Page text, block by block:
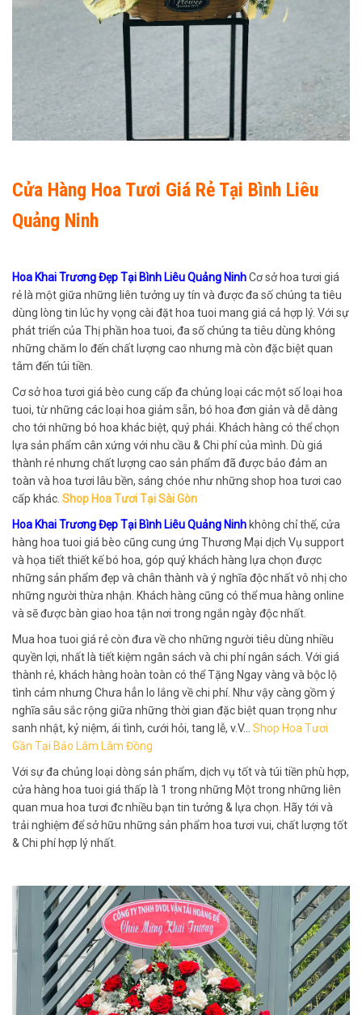
Cửa Hàng Hoa Tươi Giá Rẻ Tại Bình Liêu
Quảng Ninh
Hoa Khai Trương Đẹp Tại Bình Liêu Quảng NinhCơ sở hoa tươi giá
rẻ là một giữa những liên tưởng uy tín và được đa số chúng ta tiêu
dùng lòng tin lúc hy vọng cài đặt hoa tuoi mang giá cả hợp lý. Với sự
phát triển của Thị phần hoa tuoi, đa số chúng ta tiêu dùng không
những chăm lo đến chất lượng cao nhưng mà còn đặc biệt quan
tâm đến túi tiền.
Cơ sở hoa tươi giá bèo cung cấp đa chủng loại các một số loại hoa
tuoi, từ những các loại hoa giảm sẵn, bó hoa đơn giản và dễ dàng
cho tới những bó hoa khác biệt, quý phái. Khách hàng có thể chọn
lựa sản phẩm cân xứng với nhu cầu & Chi phí của mình. Dù giá
thành rẻ nhưng chất lượng cao sản phẩm đã được bảo đảm an
toàn và hoa tươi lâu bền, sáng chóe như những shop hoa tươi cao
cấp khác. Shop Hoa Tươi Tại Sài Gòn
Hoa Khai Trương Đẹp Tại Bình Liêu Quảng Ninh không chỉ thế, cửa
hàng hoa tuoi giá bèo cũng cung ứng Thương Mại dịch Vụ support
và họa tiết thiết kế bó hoa, góp quý khách hàng lựa chọn được
những sản phẩm đẹp và chân thành và ý nghĩa độc nhất vô nhị cho
những người thừa nhận. Khách hàng cũng có thể mua hàng online
và sẽ được bàn giao hoa tận nơi trong ngắn ngày độc nhất.
Mua hoa tuoi giá rẻ còn đưa về cho những người tiêu dùng nhiều
quyền lợi, nhất là tiết kiệm ngân sách và chi phí ngân sách. Với giá
thành rẻ, khách hàng hoàn toàn có thể Tặng Ngay vàng và bộc lộ
tình cảm nhưng Chưa hẳn lo lắng về chi phí. Như vậy càng gồm ý
nghĩa sâu sắc rộng giữa những thời gian đặc biệt quan trọng như
sanh nhật, kỷ niệm, ái tình, cưới hỏi, tang lễ, v.V… Shop Hoa Tươi
Gần Tại Bảo Lâm Lâm Đồng
Với sự đa chủng loại dòng sản phẩm, dịch vụ tốt và túi tiền phù hợp,
cửa hàng hoa tuoi giá thấp là 1 trong những Một trong những liên
quan mua hoa tươi đc nhiều bạn tin tưởng & lựa chọn. Hãy tới và
trải nghiệm để sở hữu những sản phẩm hoa tươi vui, chất lượng tốt
& Chi phí hợp lý nhất.